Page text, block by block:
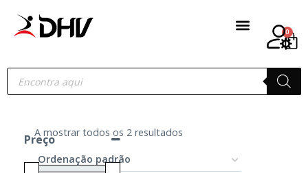
0
Preço
A mostrar todos os 2 resultados